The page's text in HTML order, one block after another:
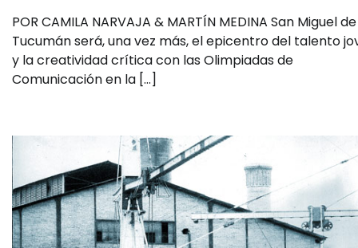
POR CAMILA NARVAJA & MARTÍN MEDINA San Miguel de
Tucumán será, una vez más, el epicentro del talento
y la creatividad crítica con las Olimpiadas de
Comunicación en la […]